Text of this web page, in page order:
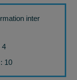
inter
4
10